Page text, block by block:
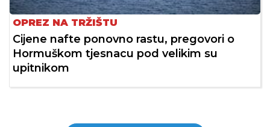
OPREZ NA TRŽIŠTU
Cijene nafte ponovno rastu, pregovori o
Hormuškom tjesnacu pod velikim su
upitnikom